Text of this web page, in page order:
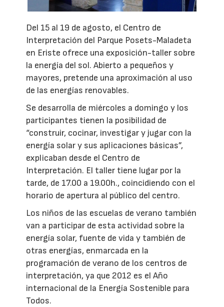
Del 15 al 19 de agosto, el Centro de
Interpretación del Parque Posets-Maladeta
en Eriste ofrece una exposición-taller sobre
la energía del sol. Abierto a pequeños y
mayores, pretende una aproximación al uso
de las energías renovables.
Se desarrolla de miércoles a domingo y los
participantes tienen la posibilidad de
“construir, cocinar, investigar y jugar con la
energía solar y sus aplicaciones básicas”,
explicaban desde el Centro de
Interpretación. El taller tiene lugar por la
tarde, de 17.00 a 19.00h., coincidiendo con el
horario de apertura al público del centro.
Los niños de las escuelas de verano también
van a participar de esta actividad sobre la
energía solar, fuente de vida y también de
otras energías, enmarcada en la
programación de verano de los centros de
interpretación, ya que 2012 es el Año
internacional de la Energía Sostenible para
Todos.